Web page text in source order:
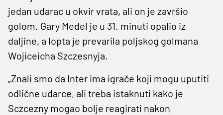
jedan udarac u okvir vrata, ali on je završio
golom. Gary Medel je u 31. minuti opalio iz
daljine, a lopta je prevarila poljskog golmana
Wojiceicha Szczesnyja.
„Znali smo da Inter ima igrače koji mogu uputiti
odlične udarce, ali treba istaknuti kako je
Sczcezny mogao bolje reagirati nakon